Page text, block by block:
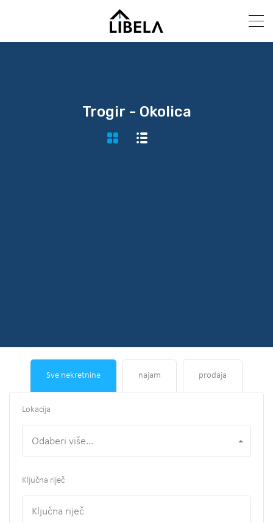
Trogir - Okolica
Sve nekretnine najam prodaja
Lokacija
Odaberi više...
Ključna riječ